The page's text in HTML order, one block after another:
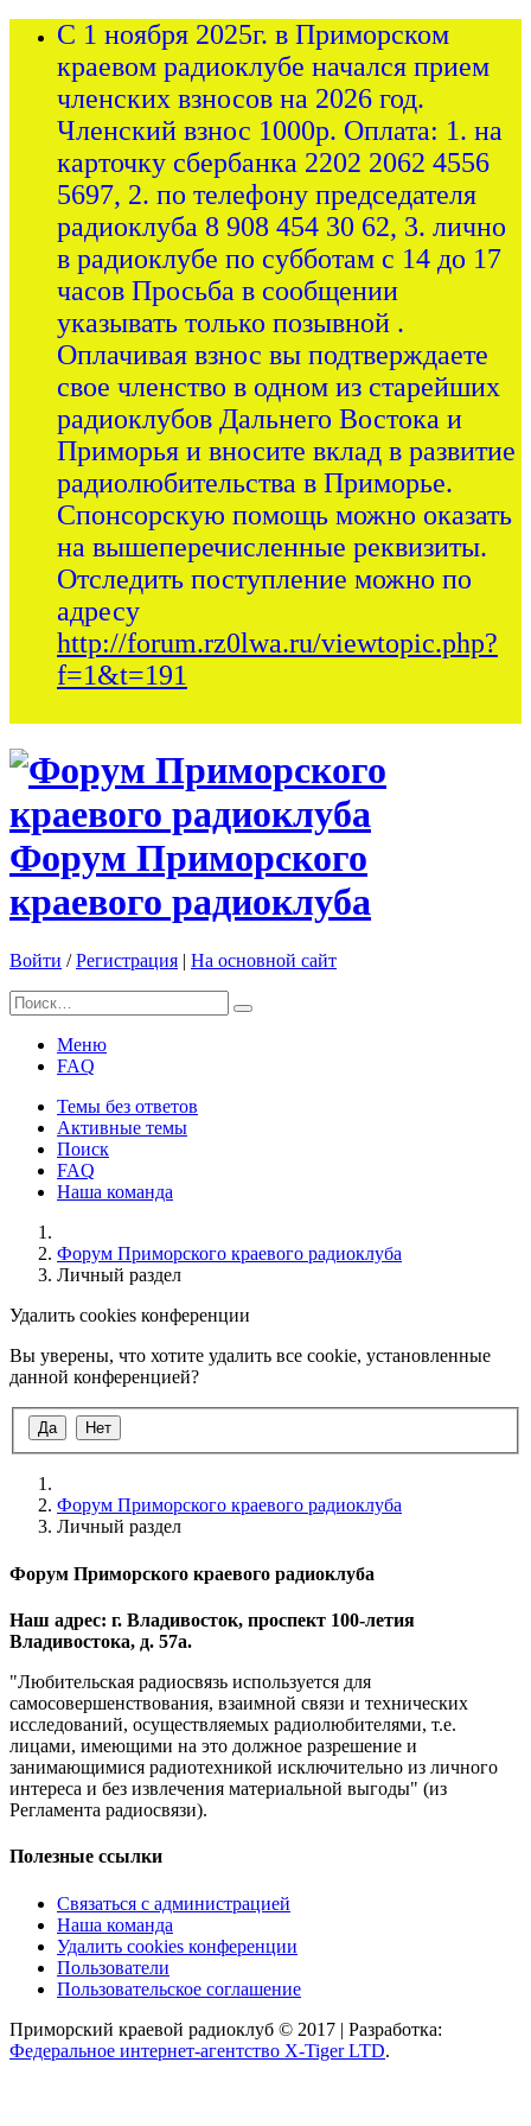
С 1 ноября 2025г. в Приморском
краевом радиоклубе начался прием
членских взносов на 2026 год.
Членский взнос 1000р. Оплата: 1. на
карточку сбербанка 2202 2062 4556
5697, 2. по телефону председателя
радиоклуба 8 908 454 30 62, 3. лично
в радиоклубе по субботам с 14 до 17
часов Просьба в сообщении
указывать только позывной .
Оплачивая взнос вы подтверждаете
свое членство в одном из старейших
радиоклубов Дальнего Востока и
Приморья и вносите вклад в развитие
радиолюбительства в Приморье.
Спонсорскую помощь можно оказать
на вышеперечисленные реквизиты.
Отследить поступление можно по
адресу
http://forum.rz0lwa.ru/viewtopic.php?
f=1&t=191
Форум Приморского
краевого радиоклуба
Войти /Регистрация | На основной сайт
Меню
FAQ
Темы без ответов
Активные темы
Поиск
FAQ
Наша команда
Форум Приморского краевого радиоклуба
Личный раздел
Удалить cookies конференции
Вы уверены, что хотите удалить все cookie, установленные
данной конференцией?
Форум Приморского краевого радиоклуба
Личный раздел
Форум Приморского краевого радиоклуба
Наш адрес: г. Владивосток, проспект 100-летия
Владивостока, д. 57а.
"Любительская радиосвязь используется для
самосовершенствования, взаимной связи и технических
исследований, осуществляемых радиолюбителями, т.е.
лицами, имеющими на это должное разрешение и
занимающимися радиотехникой исключительно из личного
интереса и без извлечения материальной выгоды" (из
Регламента радиосвязи).
Полезные ссылки
Связаться с администрацией
Наша команда
Удалить cookies конференции
Пользователи
Пользовательское соглашение
Приморский краевой радиоклуб © 2017 | Разработка:
Федеральное интернет-агентство X-Tiger LTD.